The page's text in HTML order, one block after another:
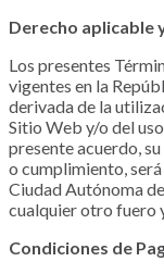
Derecho aplicable
Los presentes
vigentes en la
derivada de la
Sitio Web y/o del
presente acuerdo,
o cumplimiento,
Ciudad Autónoma
cualquier otro fuero
Condiciones de